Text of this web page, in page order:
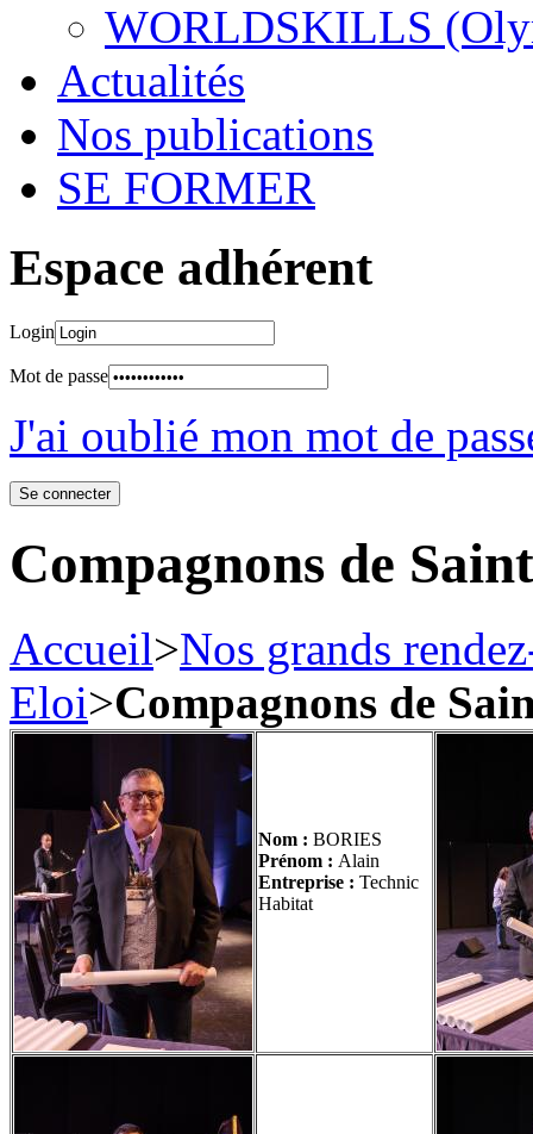
WORLDSKILLS
Actualités
Nos publications
SE FORMER
Espace adhérent
Login
Mot de passe
J'ai oublié mon mot de
Compagnons de
Accueil>Nos grands
Eloi>Compagnons de
Nom : BORIES
Prénom : Alain
Entreprise : Technic
Habitat